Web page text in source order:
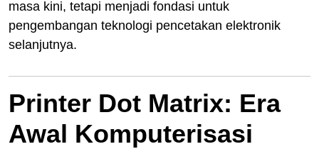
masa kini, tetapi menjadi fondasi untuk
pengembangan teknologi pencetakan elektronik
selanjutnya.
Printer Dot Matrix: Era
Awal Komputerisasi